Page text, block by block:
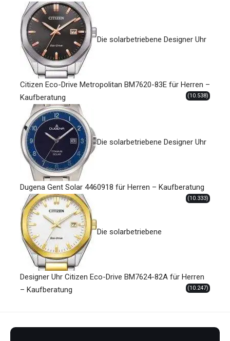
Die solarbetriebene Designer Uhr
Citizen Eco-Drive Metropolitan BM7620-83E für Herren –
Kaufberatung
(10.538)
Die solarbetriebene Designer Uhr
Dugena Gent Solar 4460918 für Herren – Kaufberatung
(10.333)
Die solarbetriebene
Designer Uhr Citizen Eco-Drive BM7624-82A für Herren
– Kaufberatung
(10.247)